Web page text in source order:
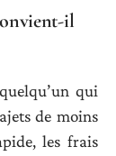
il
qui
de moins
les frais